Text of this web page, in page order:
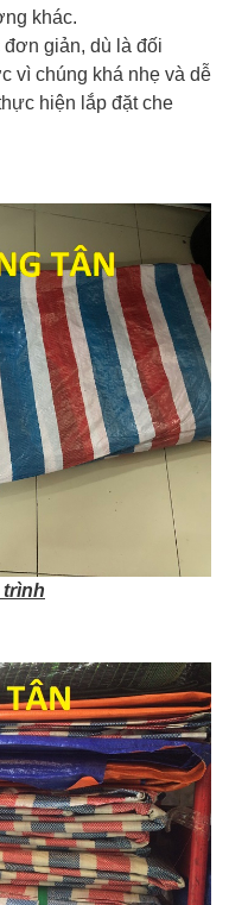
khác.
giản, dù là đối
vì chúng khá nhẹ và dễ
hiện lắp đặt che
trình